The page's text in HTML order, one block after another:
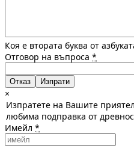
Коя е втората буква от
Отговор на въпроса *
Отказ
×
Изпратете на Вашите
любима подправка от
Имейл *